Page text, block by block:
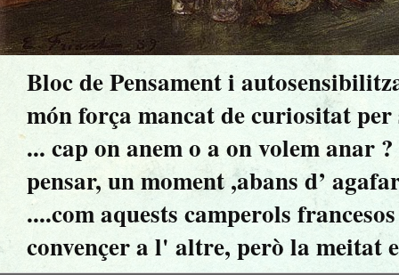
Bloc de Pensament i
món força mancat de curiositat per
... cap on anem o a on volem anar
pensar, un moment ,abans d’
....com aquests camperols
convençer a l' altre, però la meitat